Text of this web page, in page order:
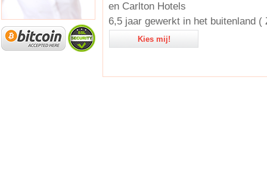
en Carlton Hotels
6,5 jaar gewerkt in het buitenland (
Kies mij!